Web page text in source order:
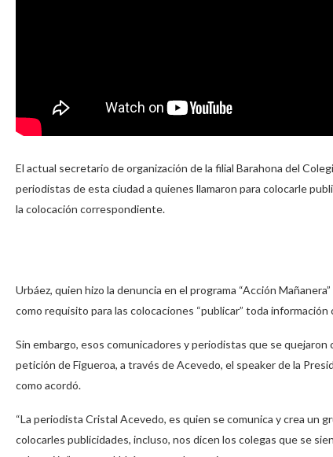
El actual secretario de organización de la filial Barahona del
periodistas de esta ciudad a quienes llamaron para colocarle
la colocación correspondiente.
Urbáez, quien hizo la denuncia en el programa “Acción
como requisito para las colocaciones “publicar” toda
Sin embargo, esos comunicadores y periodistas que se quejaron
petición de Figueroa, a través de Acevedo, el speaker de la
como acordó.
“La periodista Cristal Acevedo, es quien se comunica y crea un
colocarles publicidades, incluso, nos dicen los colegas que se